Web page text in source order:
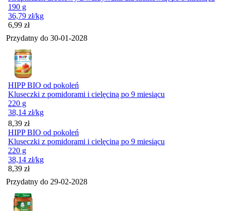
190 g
36,79 zł/kg
Cena
6,99 zł
Przydatny do 30-01-2028
HIPP BIO od pokoleń
Kluseczki z pomidorami i cielęciną po 9 miesiącu
220 g
38,14 zł/kg
Cena
8,39 zł
HIPP BIO od pokoleń
Kluseczki z pomidorami i cielęciną po 9 miesiącu
220 g
38,14 zł/kg
Cena
8,39 zł
Przydatny do 29-02-2028